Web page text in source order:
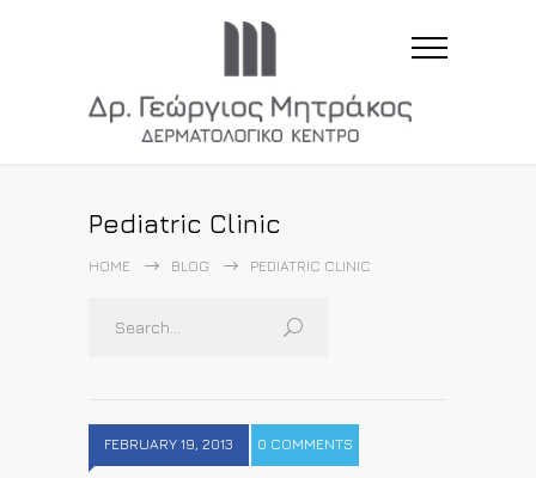
Pediatric Clinic
HOME BLOG PEDIATRIC CLINIC
FEBRUARY 19, 2013 0 COMMENTS